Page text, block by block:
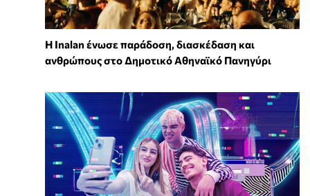
Η Inalan ένωσε παράδοση, διασκέδαση και
ανθρώπους στο Δημοτικό Αθηναϊκό Πανηγύρι